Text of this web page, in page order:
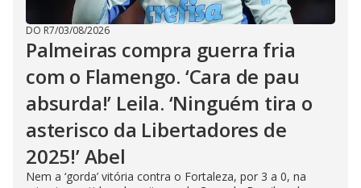
DO R7/03/08/2026
Palmeiras compra guerra fria
com o Flamengo. ‘Cara de pau
absurda!’ Leila. ‘Ninguém tira o
asterisco da Libertadores de
2025!’ Abel
Nem a ‘gorda’ vitória contra o Fortaleza, por 3 a 0, na